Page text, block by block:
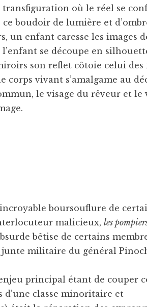
où le réel se
boudoir de lumière et
un enfant caresse les images
se découpe en
son reflet côtoie celui des
corps vivant s’amalgame au
le visage du rêveur et le
boursouflure de
malicieux,les
bêtise de certains
militaire du général
principal étant de couper
d’une classe minoritaire et